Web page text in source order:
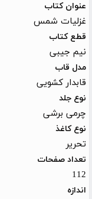
عنوان کتاب
غزلیات شمس
قطع کتاب
نیم جیبی
مدل قاب
قابدار کشویی
نوع جلد
چرمی برشی
نوع کاغذ
تحریر
تعداد صفحات
112
اندازه